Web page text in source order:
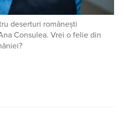
deserturi românești
Consulea. Vrei o felie din